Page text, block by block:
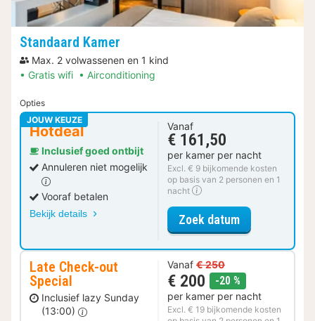
Standaard Kamer
Max. 2 volwassenen en 1 kind
Gratis wifi
Airconditioning
Opties
JOUW KEUZE
Hotdeal
Inclusief goed ontbijt
Annuleren niet mogelijk
Vooraf betalen
Bekijk details
Vanaf
€ 161,50
per kamer per nacht
Excl. € 9 bijkomende kosten
op basis van 2 personen en 1
nacht
Zoek datumvoor
Late Check-out
Special
Inclusief lazy Sunday
(13:00)
Vanaf € 250
€ 200 -20 %
per kamer per nacht
Excl. € 19 bijkomende kosten